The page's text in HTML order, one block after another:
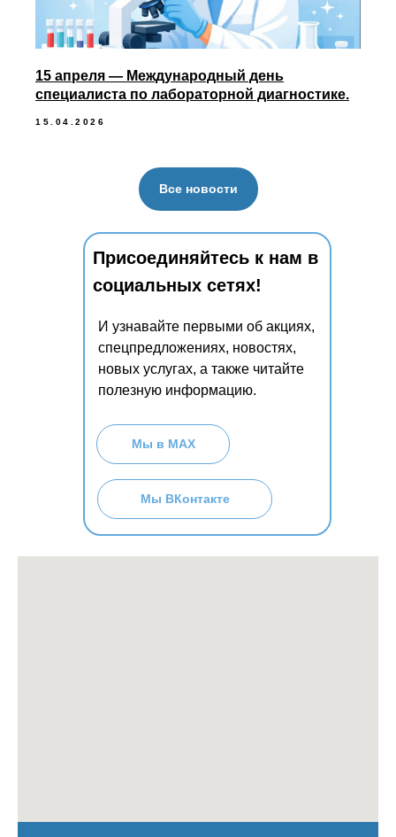
15 апреля — Международный день
специалиста по лабораторной диагностике.
15.04.2026
Все новости
И узнавайте первыми об акциях,
спецпредложениях, новостях,
новых услугах, а также читайте
полезную информацию.
Присоединяйтесь к нам в
социальных сетях!
Мы в МАХ
Мы ВКонтакте